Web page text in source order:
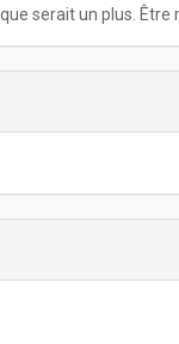
serait un plus. Être